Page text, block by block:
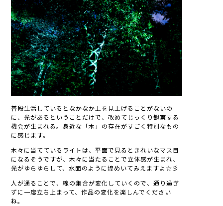
普段生活しているとなかなか上を見上げることがないの
に、光があるということだけで、改めてじっくり観察する
機会が生まれる。身近な「木」の存在がすごく特別なもの
に感じます。
木々に当てているライトは、平面で見るときれいなマス目
になるそうですが、木々に当たることで立体感が生まれ、
光がゆらゆらして、水面のように煌めいてみえますよ☆彡
人が通ることで、線の集合が変化していくので、通り過ぎ
ずに一度立ち止まって、作品の変化を楽しんでください
ね。